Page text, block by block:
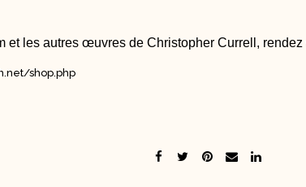
et les autres œuvres de Christopher Currell,
shop.php